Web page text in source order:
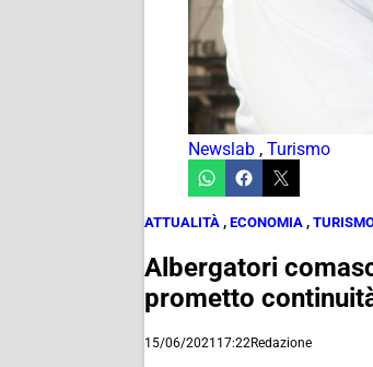
Newslab , Turismo
ATTUALITÀ , ECONOMIA ,
Albergatori
prometto
15/06/2021 17:22Redazione